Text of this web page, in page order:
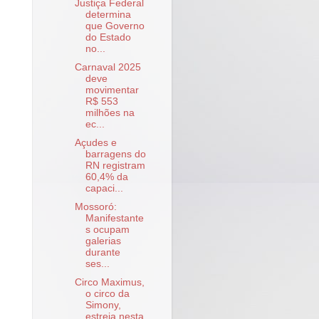
Justiça Federal
determina
que Governo
do Estado
no...
Carnaval 2025
deve
movimentar
R$ 553
milhões na
ec...
Açudes e
barragens do
RN registram
60,4% da
capaci...
Mossoró:
Manifestante
s ocupam
galerias
durante
ses...
Circo Maximus,
o circo da
Simony,
estreia nesta